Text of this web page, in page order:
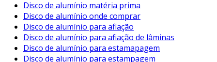
Disco de alumínio matéria prima
Disco de alumínio onde comprar
Disco de alumínio para afiação
Disco de alumínio para afiação de lâminas
Disco de alumínio para estamapagem
Disco de alumínio para estampagem